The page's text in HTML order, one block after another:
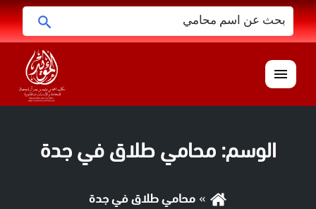
البحث
عن:
القائمة
الوسم:محامي طلاق في جدة
محامي طلاق في جدة